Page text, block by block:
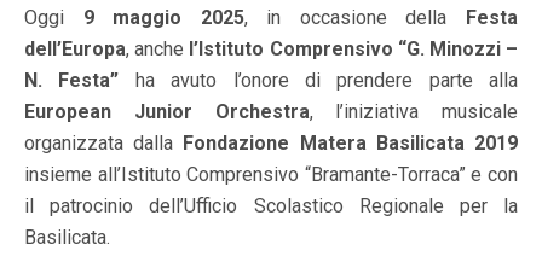
Oggi 9 maggio 2025, in occasione della Festa
dell’Europa, anche l’Istituto Comprensivo “G. Minozzi –
N. Festa” ha avuto l’onore di prendere parte alla
European Junior Orchestra, l’iniziativa musicale
organizzata dalla Fondazione Matera Basilicata 2019
insieme all’Istituto Comprensivo “Bramante-Torraca” e con
il patrocinio dell’Ufficio Scolastico Regionale per la
Basilicata.